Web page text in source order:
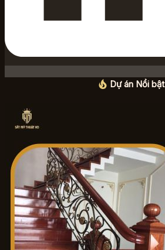
Dự án Nổi bật